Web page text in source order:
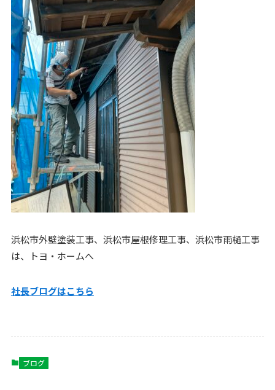
浜松市外壁塗装工事、浜松市屋根修理工事、浜松市雨樋工事
は、トヨ・ホームへ
社長ブログはこちら
ブログ